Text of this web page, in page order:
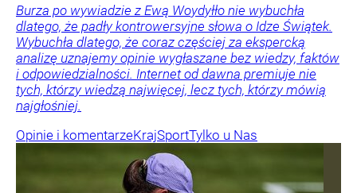
Burza po wywiadzie z Ewą Woydyłło nie wybuchła
dlatego, że padły kontrowersyjne słowa o Idze Świątek.
Wybuchła dlatego, że coraz częściej za ekspercką
analizę uznajemy opinie wygłaszane bez wiedzy, faktów
i odpowiedzialności. Internet od dawna premiuje nie
tych, którzy wiedzą najwięcej, lecz tych, którzy mówią
najgłośniej.
Opinie i komentarzeKrajSportTylko u Nas